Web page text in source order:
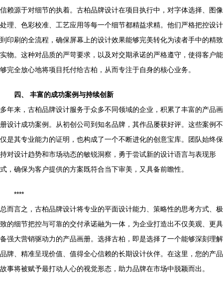
信赖源于对细节的执着。古柏品牌设计在项目执行中，对字体选择、图像
处理、色彩校准、工艺应用等每一个细节都精益求精。他们严格把控设计
到印刷的全流程，确保屏幕上的设计效果能够完美转化为读者手中的精致
实物。这种对品质的严苛要求，以及对交期承诺的严格遵守，使得客户能
够完全放心地将项目托付给古柏，从而专注于自身的核心业务。
四、 丰富的成功案例与持续创新
多年来，古柏品牌设计服务于众多不同领域的企业，积累了丰富的产品画
册设计成功案例。从初创公司到知名品牌，其作品屡获好评。这些案例不
仅是其专业能力的证明，也构成了一个不断进化的创意宝库。团队始终保
持对设计趋势和市场动态的敏锐洞察，勇于尝试新的设计语言与表现形
式，确保为客户提供的方案既符合当下审美，又具备前瞻性。
****
总而言之，古柏品牌设计将专业的平面设计能力、策略性的思考方式、极
致的细节把控与可靠的交付承诺融为一体，为企业打造出不仅美观、更具
备强大营销驱动力的产品画册。选择古柏，即是选择了一个能够深刻理解
品牌、精准呈现价值、值得全心信赖的长期设计伙伴。在这里，您的产品
故事将被赋予最打动人心的视觉形态，助力品牌在市场中脱颖而出。